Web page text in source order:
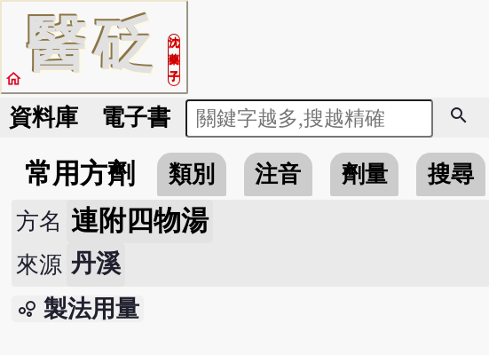
醫砭
沈
藥
子
home
資料庫 電子書 search
常用方劑 類別 注音 劑量 搜尋
方名 連附四物湯
來源 丹溪
bubble_chart 製法用量